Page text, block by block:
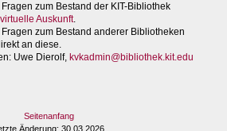
zum Bestand der KIT-Bibliothek
virtuelle Auskunft.
zum Bestand anderer Bibliotheken
an diese.
: Uwe Dierolf, kvkadmin@bibliothek.kit.edu
Seitenanfang
Änderung: 30.03.2026